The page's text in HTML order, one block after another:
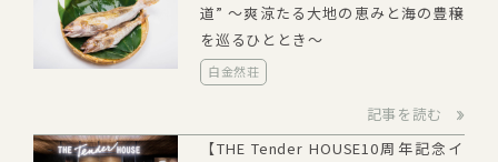
道” ～爽涼たる大地の恵みと海の豊穣
を巡るひととき～
白金然荘
記事を読む
【THE Tender HOUSE10周年記念イ